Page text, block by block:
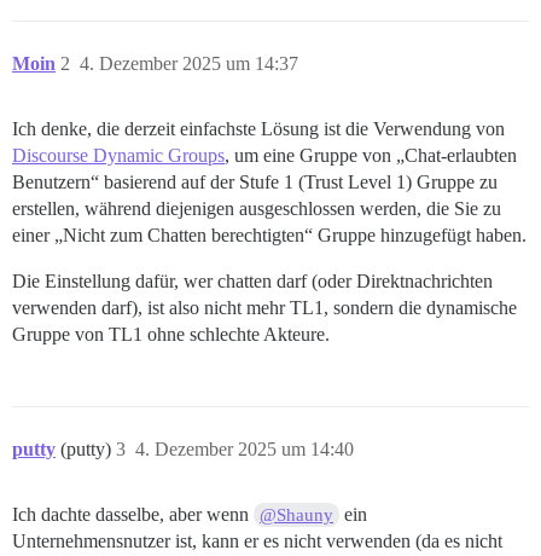
Moin 4. Dezember 2025 um 14:37
2
Ich denke, die derzeit einfachste Lösung ist die Verwendung von
Discourse Dynamic Groups, um eine Gruppe von „Chat-erlaubten
Benutzern“ basierend auf der Stufe 1 (Trust Level 1) Gruppe zu
erstellen, während diejenigen ausgeschlossen werden, die Sie zu
einer „Nicht zum Chatten berechtigten“ Gruppe hinzugefügt haben.
Die Einstellung dafür, wer chatten darf (oder Direktnachrichten
verwenden darf), ist also nicht mehr TL1, sondern die dynamische
Gruppe von TL1 ohne schlechte Akteure.
putty (putty) 4. Dezember 2025 um 14:40
3
Ich dachte dasselbe, aber wenn @Shauny ein
Unternehmensnutzer ist, kann er es nicht verwenden (da es nicht